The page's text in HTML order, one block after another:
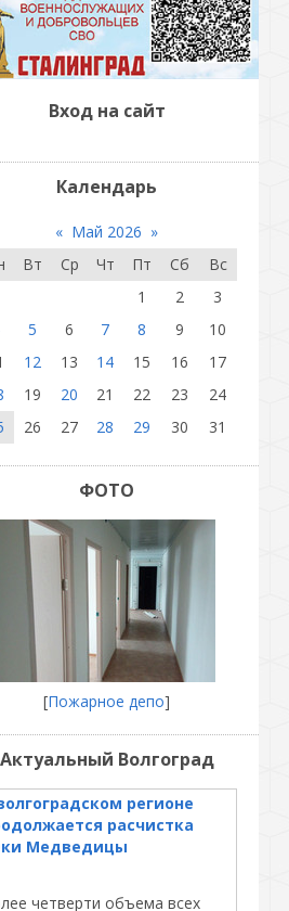
Вход на сайт
Календарь
« Май 2026 »
Вт Ср Чт Пт Сб
Вс
1
2
3
5 6 7 8 9
10
12 13 14 15 16
17
19 20 21 22 23
24
26 27 28 29 30 31
ФОТО
[Пожарное депо]
Актуальный Волгоград
регионе
расчистка
Медведицы
четверти объема всех